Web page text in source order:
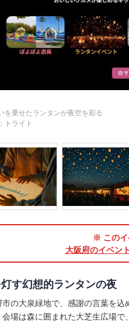
を乗せたランタンが夜空を彩る
トライト
※ このイ
大阪府のイベン
す幻想的ランタンの夜
市の大泉緑地で、感謝の言葉を
会場は森に囲まれた大芝生広場